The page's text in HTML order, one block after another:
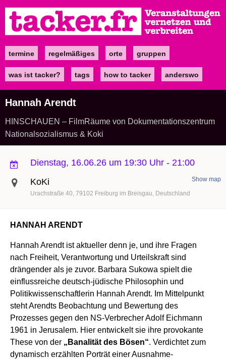
zum
Inhalt
Maintermine regelmäßiges orte gruppen
was ist tacker? tags how to tacker anderswo
Hannah Arendt
HINSCHAUEN – FilmRäume von Dokumentationszentrum
Nationalsozialismus & Koki
Dienstag, 16.06.26 um 19:30 Uhr - 21:00
KoKi
Urachstraße 40 79102 Freiburg im Breisgau Deutschland
Show map
HANNAH ARENDT
Hannah Arendt ist aktueller denn je, und ihre Fragen
nach Freiheit, Verantwortung und Urteilskraft sind
drängender als je zuvor. Barbara Sukowa spielt die
einflussreiche deutsch-jüdische Philosophin und
Politikwissenschaftlerin Hannah Arendt. Im Mittelpunkt
steht Arendts Beobachtung und Bewertung des
Prozesses gegen den NS-Verbrecher Adolf Eichmann
1961 in Jerusalem. Hier entwickelt sie ihre provokante
These von der „Banalität des Bösen“. Verdichtet zum
dynamisch erzählten Porträt einer Ausnahme-